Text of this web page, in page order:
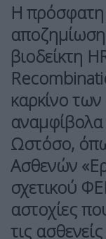
Η πρόσφατη
βιοδείκτη
καρκίνο
αναμφίβολα
Ωστόσο,
Ασθενών
σχετικού
αστοχίες
τις